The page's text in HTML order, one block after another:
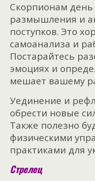
Скорпионам день
размышления и
поступков. Это
самоанализа и
Постарайтесь
эмоциях и
мешает вашему
Уединение и
обрести новые
Также полезно
физическими
практиками для
Стрелец